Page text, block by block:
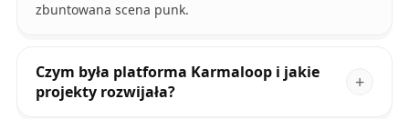
zbuntowana scena punk.
Czym była platforma Karmaloop i jakie
projekty rozwijała?